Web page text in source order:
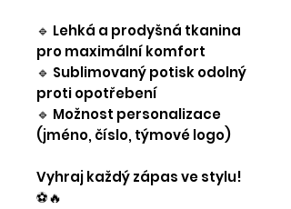
🔹 Lehká a prodyšná tkanina
pro maximální komfort
🔹 Sublimovaný potisk odolný
proti opotřebení
🔹 Možnost personalizace
(jméno, číslo, týmové logo)
Vyhraj každý zápas ve stylu!
⚽🔥